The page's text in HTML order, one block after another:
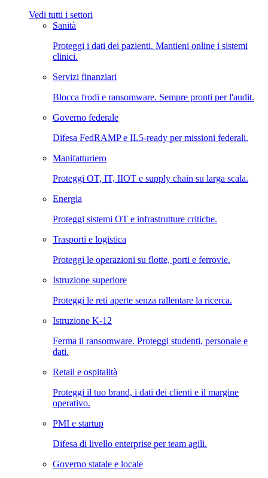
Vedi tutti i settori
Sanità
Proteggi i dati dei pazienti. Mantieni online i sistemi
clinici.
Servizi finanziari
Blocca frodi e ransomware. Sempre pronti per l'audit.
Governo federale
Difesa FedRAMP e IL5-ready per missioni federali.
Manifatturiero
Proteggi OT, IT, IIOT e supply chain su larga scala.
Energia
Proteggi sistemi OT e infrastrutture critiche.
Trasporti e logistica
Proteggi le operazioni su flotte, porti e ferrovie.
Istruzione superiore
Proteggi le reti aperte senza rallentare la ricerca.
Istruzione K-12
Ferma il ransomware. Proteggi studenti, personale e
dati.
Retail e ospitalità
Proteggi il tuo brand, i dati dei clienti e il margine
operativo.
PMI e startup
Difesa di livello enterprise per team agili.
Governo statale e locale